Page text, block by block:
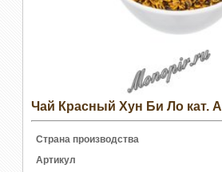
Чай Красный Хун Би Ло кат. А
Страна производства
Артикул